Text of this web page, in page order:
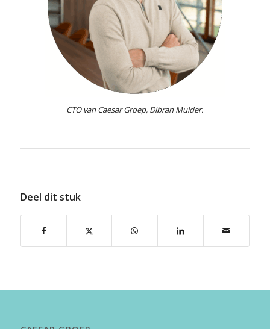
CTO van Caesar Groep, Dibran Mulder.
Deel dit stuk